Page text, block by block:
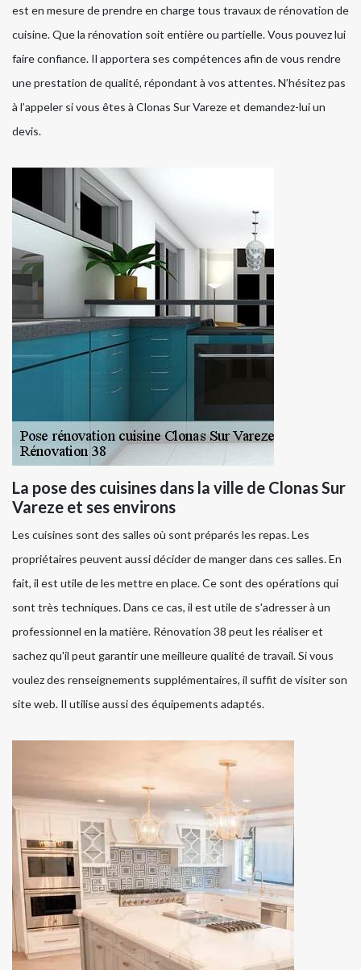
est en mesure de prendre en charge tous travaux de rénovation de
cuisine. Que la rénovation soit entière ou partielle. Vous pouvez lui
faire confiance. Il apportera ses compétences afin de vous rendre
une prestation de qualité, répondant à vos attentes. N’hésitez pas
à l’appeler si vous êtes à Clonas Sur Vareze et demandez-lui un
devis.
La pose des cuisines dans la ville de Clonas Sur
Vareze et ses environs
Les cuisines sont des salles où sont préparés les repas. Les
propriétaires peuvent aussi décider de manger dans ces salles. En
fait, il est utile de les mettre en place. Ce sont des opérations qui
sont très techniques. Dans ce cas, il est utile de s'adresser à un
professionnel en la matière. Rénovation 38 peut les réaliser et
sachez qu'il peut garantir une meilleure qualité de travail. Si vous
voulez des renseignements supplémentaires, il suffit de visiter son
site web. Il utilise aussi des équipements adaptés.